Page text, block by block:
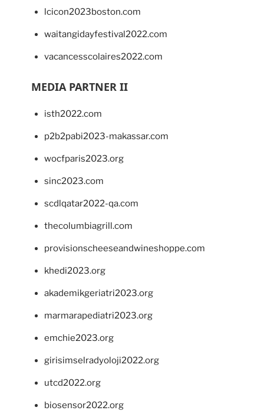
lcicon2023boston.com
waitangidayfestival2022.com
vacancesscolaires2022.com
MEDIA PARTNER II
isth2022.com
p2b2pabi2023-makassar.com
wocfparis2023.org
sinc2023.com
scdlqatar2022-qa.com
thecolumbiagrill.com
provisionscheeseandwineshoppe.com
khedi2023.org
akademikgeriatri2023.org
marmarapediatri2023.org
emchie2023.org
girisimselradyoloji2022.org
utcd2022.org
biosensor2022.org